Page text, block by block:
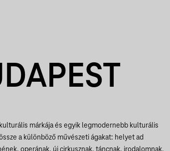
márkája és egyik legmodernebb kulturális
a különböző művészeti ágakat: helyet ad